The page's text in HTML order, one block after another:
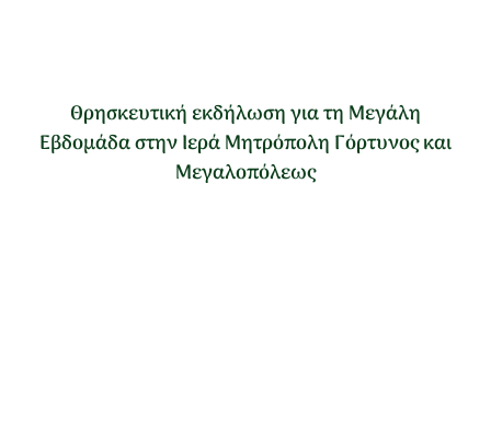
Θρησκευτική εκδήλωση για τη Μεγάλη
Εβδομάδα στην Ιερά Μητρόπολη Γόρτυνος και
Μεγαλοπόλεως